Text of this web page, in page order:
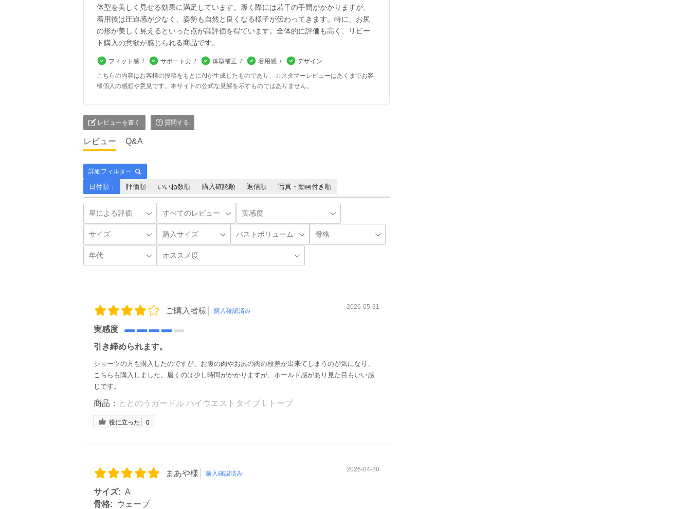
体型を美しく見せる効果に満足しています。履く際には若干の手間がかかりますが、
着用後は圧迫感が少なく、姿勢も自然と良くなる様子が伝わってきます。特に、お尻
の形が美しく見えるといった点が高評価を得ています。全体的に評価も高く、リピー
ト購入の意欲が感じられる商品です。
フィット感 サポート力 体型補正 着用感
デザイン
こちらの内容はお客様の投稿をもとにAIが生成したものであり、カスタマーレビューはあくまでお客
様個人の感想や意見です。本サイトの公式な見解を示すものではありません。
レビューを書く 質問する
レビュー Q&A
詳細フィルター
日付順 ↓ 評価順 いいね数順 購入確認順 返信順 写真・動画付き順
ご購入者様 購入確認済み
2026-05-31
実感度
引き締められます。
ショーツの方も購入したのですが、お腹の肉やお尻の肉の段差が出来てしまうのが気になり、
こちらも購入しました。履くのは少し時間がかかりますが、ホールド感があり見た目もいい感
じです。
商品： ととのうガードル ハイウエストタイプ L トープ
役に立った 0
まあや様 購入確認済み
2026-04-30
サイズ: A
骨格:
ウェーブ